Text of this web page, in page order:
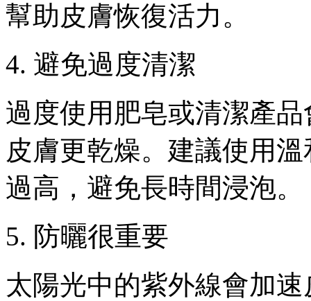
幫助皮膚恢復活力。
4. 避免過度清潔
過度使用肥皂或清潔產
皮膚更乾燥。建議使用
過高，避免長時間浸泡。
5. 防曬很重要
太陽光中的紫外線會加